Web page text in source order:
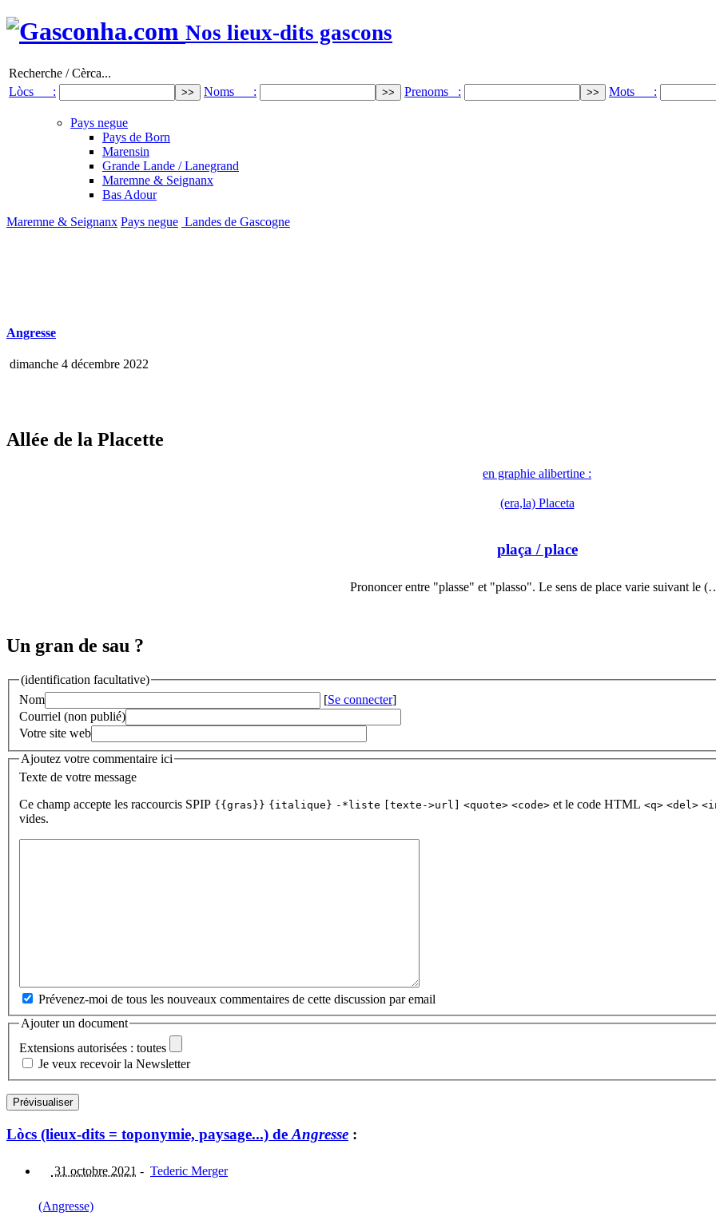
Nos lieux-dits gascons
Recherche / Cèrca...
Lòcs :
Noms : Prenoms : Mots :
Pays negue
Pays de Born
Marensin
Grande Lande / Lanegrand
Maremne & Seignanx
Bas Adour
Maremne & Seignanx Pays negue Landes de Gascogne
Angresse
dimanche 4 décembre 2022
Allée de la Placette
en graphie alibertine :
(era,la) Placeta
plaça / place
Prononcer entre "plasse" et "plasso". Le sens de place varie suivant le
Un gran de sau ?
(identification facultative)
Nom
[Se connecter]
Courriel (non publié)
Votre site web
Ajoutez votre commentaire ici
Texte de votre message
Ce champ accepte les raccourcis SPIP {{gras}} {italique} -*liste [texte->url] <quote> <code> et le code HTML <q> <del>
vides.
Prévenez-moi de tous les nouveaux commentaires de cette discussion par email
Ajouter un document
Extensions autorisées : toutes
Je veux recevoir la Newsletter
Lòcs (lieux-dits = toponymie, paysage...) de Angresse :
31 octobre 2021 - Tederic Merger
(Angresse)